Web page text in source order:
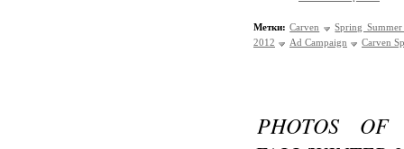
Метки: Carven
Spring
2012
Ad Campaign Carven
PHOTOS